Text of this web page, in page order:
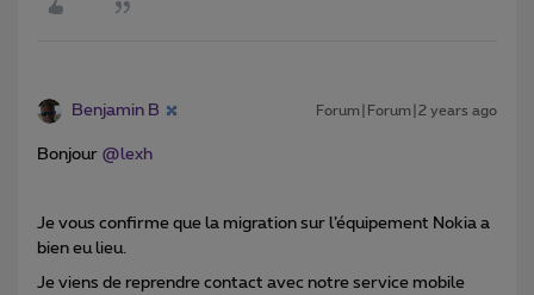
Benjamin B Forum|Forum|2 years ago
Bonjour @lexh
Je vous confirme que la migration sur l’équipement Nokia a
bien eu lieu.
Je viens de reprendre contact avec notre service mobile